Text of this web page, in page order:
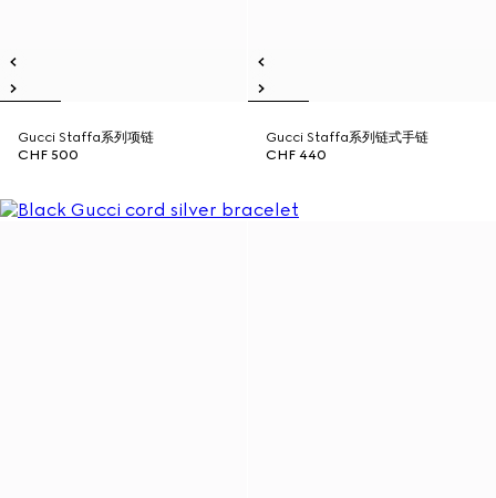
Gucci Staffa系列项链
CHF 500
Gucci Staffa系列链式手链
CHF 440